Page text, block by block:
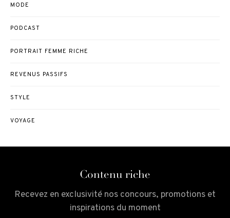
MODE
PODCAST
PORTRAIT FEMME RICHE
REVENUS PASSIFS
STYLE
VOYAGE
Contenu riche
Recevez en exclusivité nos concours, promotions et
inspirations du moment